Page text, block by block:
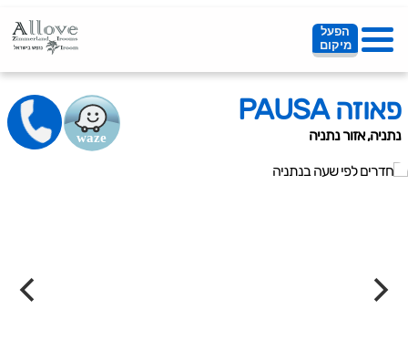
הפעל
מיקום
פאוזה PAUSA
נתניה, אזור נתניה